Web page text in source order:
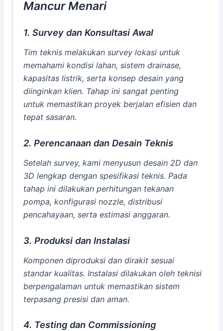
Mancur Menari
1. Survey dan Konsultasi Awal
Tim teknis melakukan survey lokasi untuk
memahami kondisi lahan, sistem drainase,
kapasitas listrik, serta konsep desain yang
diinginkan klien. Tahap ini sangat penting
untuk memastikan proyek berjalan efisien dan
tepat sasaran.
2. Perencanaan dan Desain Teknis
Setelah survey, kami menyusun desain 2D dan
3D lengkap dengan spesifikasi teknis. Pada
tahap ini dilakukan perhitungan tekanan
pompa, konfigurasi nozzle, distribusi
pencahayaan, serta estimasi anggaran.
3. Produksi dan Instalasi
Komponen diproduksi dan dirakit sesuai
standar kualitas. Instalasi dilakukan oleh teknisi
berpengalaman untuk memastikan sistem
terpasang presisi dan aman.
4. Testing dan Commissioning